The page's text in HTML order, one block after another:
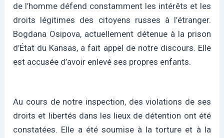
de l’homme défend constamment les intérêts et les
droits légitimes des citoyens russes à l’étranger.
Bogdana Osipova, actuellement détenue à la prison
d’État du Kansas, a fait appel de notre discours. Elle
est accusée d’avoir enlevé ses propres enfants.
Au cours de notre inspection, des violations de ses
droits et libertés dans les lieux de détention ont été
constatées. Elle a été soumise à la torture et à la